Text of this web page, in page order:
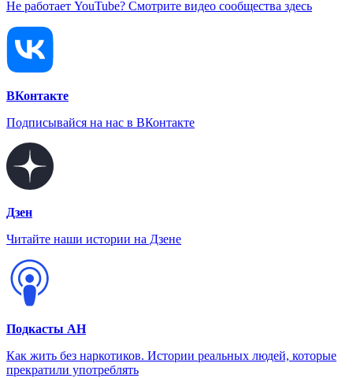
Не работает YouTube? Смотрите видео сообщества здесь
ВКонтакте
Подписывайся на нас в ВКонтакте
Дзен
Читайте наши истории на Дзене
Подкасты АН
Как жить без наркотиков. Истории реальных людей, которые
прекратили употреблять